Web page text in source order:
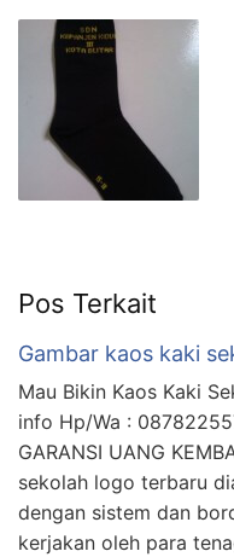
Pos Terkait
Gambar kaos kaki
Mau Bikin Kaos Kaki
info Hp/Wa :
GARANSI UANG
sekolah logo terbaru
dengan sistem dan
kerjakan oleh para